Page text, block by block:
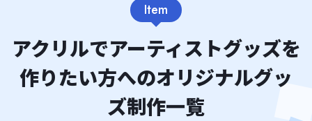
Item
アクリルでアーティストグッズを
作りたい方へのオリジナルグッ
ズ制作一覧